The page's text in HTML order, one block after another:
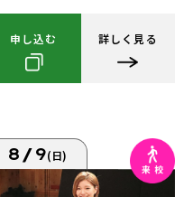
申し込む 詳しく見る
8/9(日)